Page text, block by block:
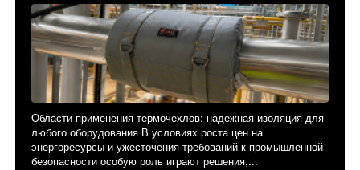
Области применения термочехлов: надежная изоляция для
любого оборудования В условиях роста цен на
энергоресурсы и ужесточения требований к промышленной
безопасности особую роль играют решения,...